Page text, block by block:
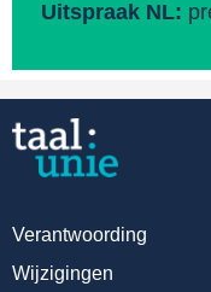
Uitspraak NL:
Verantwoording
Wijzigingen